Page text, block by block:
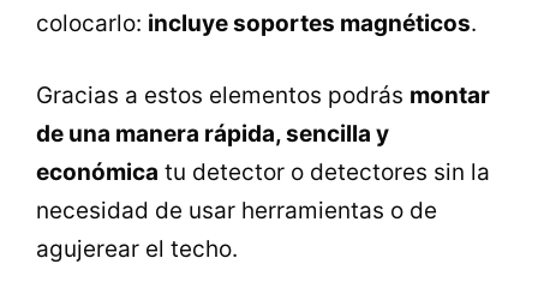
colocarlo: incluye soportes magnéticos.
Gracias a estos elementos podrás montar
de una manera rápida, sencilla y
económica tu detector o detectores sin la
necesidad de usar herramientas o de
agujerear el techo.